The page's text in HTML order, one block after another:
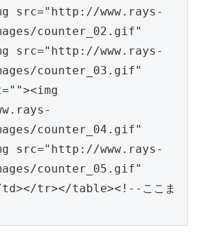
src="http://www.rays-
counter_02.gif"
src="http://www.rays-
counter_03.gif"
counter_04.gif"
src="http://www.rays-
counter_05.gif"
tr></table><!--ここま